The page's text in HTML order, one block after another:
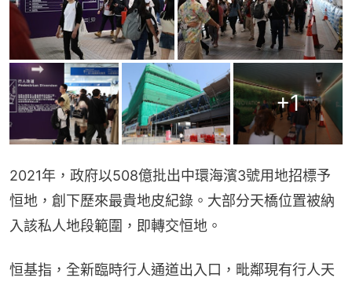
+1
2021年，政府以508億批出中環海濱3號用地招標予
恒地，創下歷來最貴地皮紀錄。大部分天橋位置被納
入該私人地段範圍，即轉交恒地。
恒基指，全新臨時行人通道出入口，毗鄰現有行人天